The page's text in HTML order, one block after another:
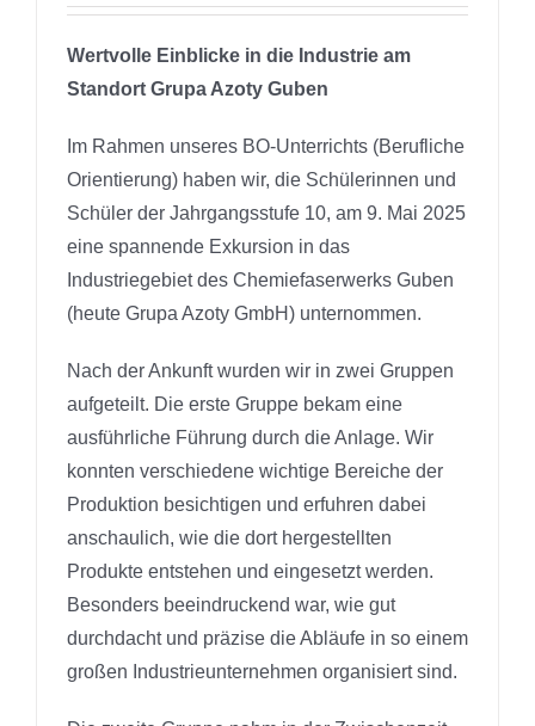
Wertvolle Einblicke in die Industrie am
Standort Grupa Azoty Guben
Im Rahmen unseres BO-Unterrichts (Berufliche
Orientierung) haben wir, die Schülerinnen und
Schüler der Jahrgangsstufe 10, am 9. Mai 2025
eine spannende Exkursion in das
Industriegebiet des Chemiefaserwerks Guben
(heute Grupa Azoty GmbH) unternommen.
Nach der Ankunft wurden wir in zwei Gruppen
aufgeteilt. Die erste Gruppe bekam eine
ausführliche Führung durch die Anlage. Wir
konnten verschiedene wichtige Bereiche der
Produktion besichtigen und erfuhren dabei
anschaulich, wie die dort hergestellten
Produkte entstehen und eingesetzt werden.
Besonders beeindruckend war, wie gut
durchdacht und präzise die Abläufe in so einem
großen Industrieunternehmen organisiert sind.